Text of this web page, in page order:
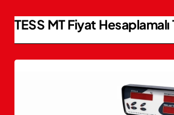
TESS MT Fiyat Hesaplamalı